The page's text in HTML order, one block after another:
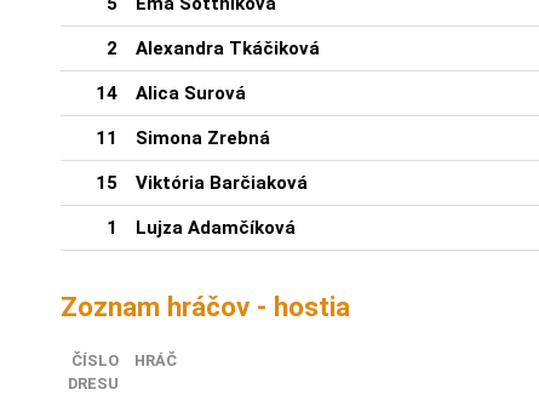
2 Alexandra Tkáčiková
14 Alica Surová
11 Simona Zrebná
15 Viktória Barčiaková
1 Lujza Adamčíková
Zoznam hráčov - hostia
ČÍSLO
DRESU
HRÁČ